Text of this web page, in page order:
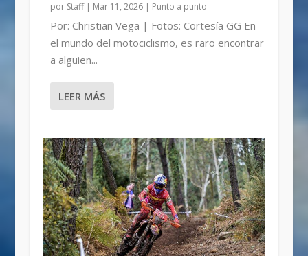
por Staff| Mar 11, 2026| Punto a punto
Por: Christian Vega | Fotos: Cortesía GG En
el mundo del motociclismo, es raro encontrar
a alguien...
LEER MÁS